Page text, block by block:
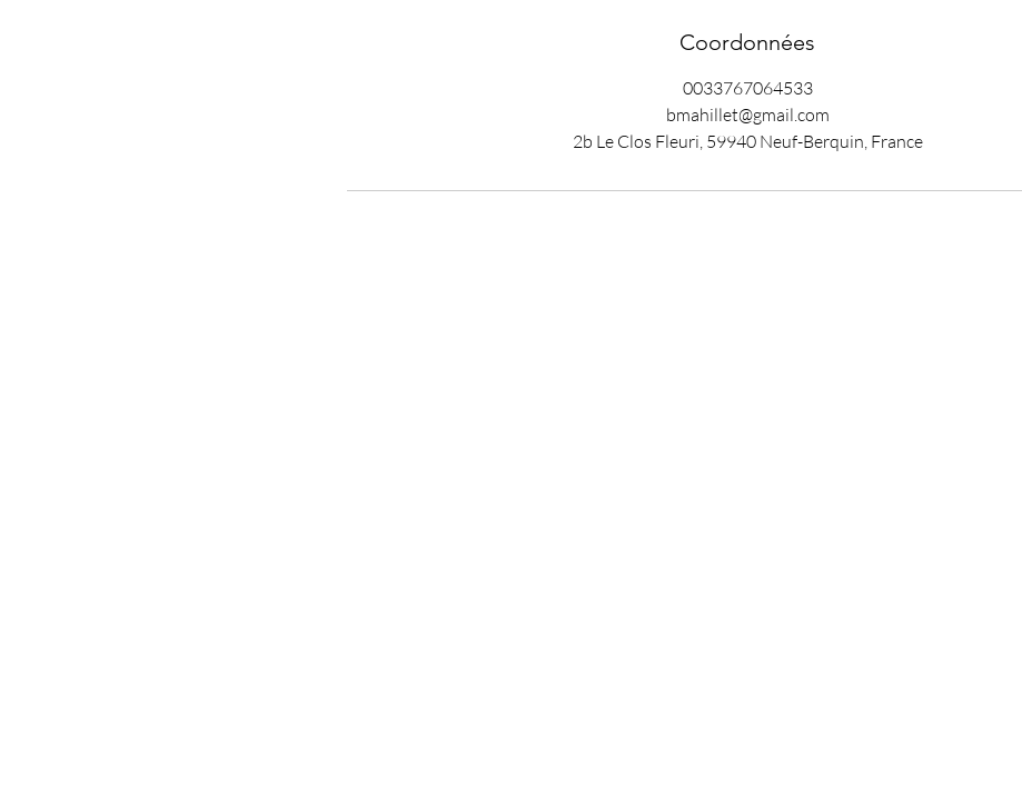
Coordonnées
0033767064533
bmahillet@gmail.com
2b Le Clos Fleuri, 59940 Neuf-Berquin, France